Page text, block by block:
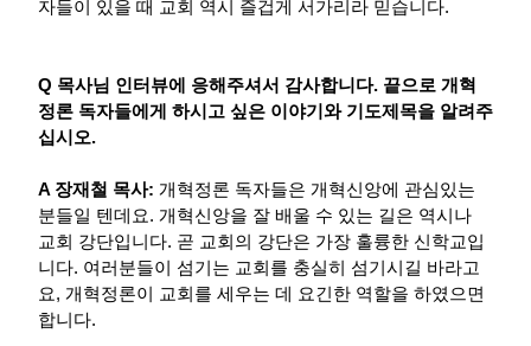
자들이 있을 때 교회 역시 즐겁게 서가리라 믿습니다.
Q 목사님 인터뷰에 응해주셔서 감사합니다. 끝으로 개혁
정론 독자들에게 하시고 싶은 이야기와 기도제목을 알려주
십시오.
A 장재철 목사: 개혁정론 독자들은 개혁신앙에 관심있는
분들일 텐데요. 개혁신앙을 잘 배울 수 있는 길은 역시나
교회 강단입니다. 곧 교회의 강단은 가장 훌륭한 신학교입
니다. 여러분들이 섬기는 교회를 충실히 섬기시길 바라고
요, 개혁정론이 교회를 세우는 데 요긴한 역할을 하였으면
합니다.